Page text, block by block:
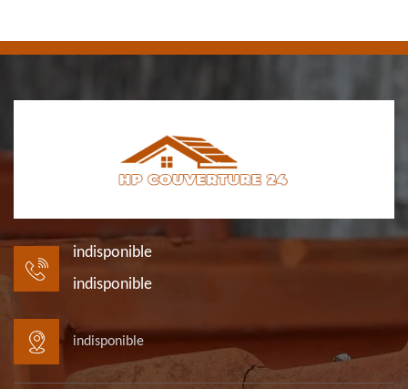
indisponible
indisponible
indisponible